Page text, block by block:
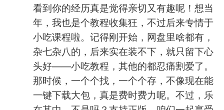
看到你的经历真是觉得亲切又有趣呢！想当
年，我也是个教程收集狂，不过后来专情于
小吃课程啦。记得刚开始，网盘里啥都有，
杂七杂八的，后来实在装不下，就只留下心
头好——小吃教程，其他的都忍痛割爱了。
那时候，一个个找，一个个存，不像现在能
一键下载大包，真是费时费力呢。不过，乐